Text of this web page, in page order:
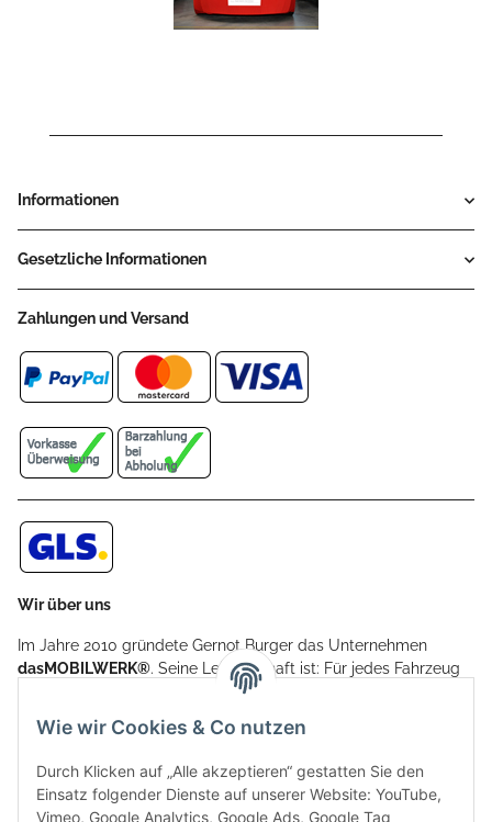
Informationen
Gesetzliche Informationen
Zahlungen und Versand
Wir über uns
Im Jahre 2010 gründete Gernot Burger das Unternehmen
dasMOBILWERK®. Seine Leidenschaft ist: Für jedes Fahrzeug
ein Car Cover anzubieten - passgenau und individuell.
Aufgrund der vielen positiven Kundenrückmeldungen kamen
weitere Produkte, wie Reifenschuhe, Hardtopständer hinzu.
Seine Reifenschoner werden in Deutschland produziert und
sind mit hochwertigen Techniken und Materialien gefertigt.
Wie wir Cookies & Co nutzen
Durch Klicken auf „Alle akzeptieren“ gestatten Sie den
Einsatz folgender Dienste auf unserer Website: YouTube,
Vimeo, Google Analytics, Google Ads, Google Tag